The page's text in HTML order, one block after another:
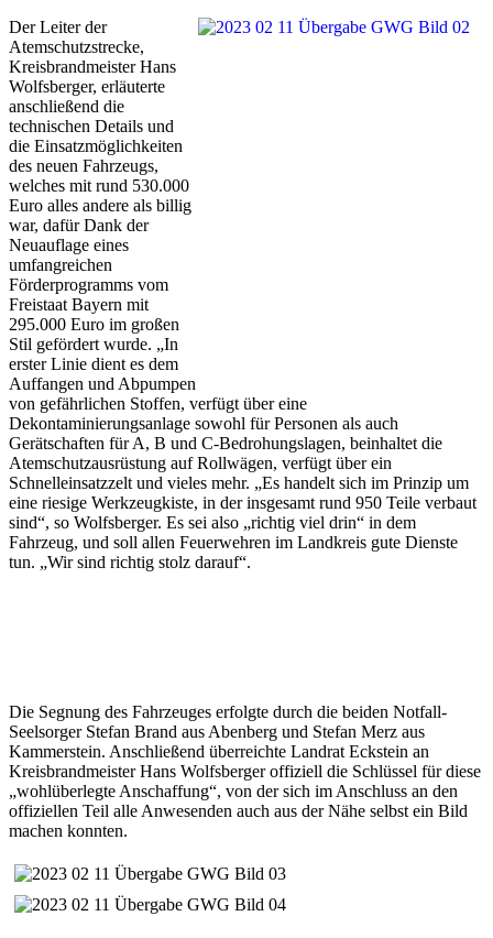
Der Leiter der
Atemschutzstrecke,
Kreisbrandmeister Hans
Wolfsberger, erläuterte
anschließend die
technischen Details und
die Einsatzmöglichkeiten
des neuen Fahrzeugs,
welches mit rund 530.000
Euro alles andere als billig
war, dafür Dank der
Neuauflage eines
umfangreichen
Förderprogramms vom
Freistaat Bayern mit
295.000 Euro im großen
Stil gefördert wurde. „In
erster Linie dient es dem
Auffangen und Abpumpen
von gefährlichen Stoffen, verfügt über eine
Dekontaminierungsanlage sowohl für Personen als auch
Gerätschaften für A, B und C-Bedrohungslagen, beinhaltet die
Atemschutzausrüstung auf Rollwägen, verfügt über ein
Schnelleinsatzzelt und vieles mehr. „Es handelt sich im Prinzip um
eine riesige Werkzeugkiste, in der insgesamt rund 950 Teile verbaut
sind“, so Wolfsberger. Es sei also „richtig viel drin“ in dem
Fahrzeug, und soll allen Feuerwehren im Landkreis gute Dienste
tun. „Wir sind richtig stolz darauf“.
Die Segnung des Fahrzeuges erfolgte durch die beiden Notfall-
Seelsorger Stefan Brand aus Abenberg und Stefan Merz aus
Kammerstein. Anschließend überreichte Landrat Eckstein an
Kreisbrandmeister Hans Wolfsberger offiziell die Schlüssel für diese
„wohlüberlegte Anschaffung“, von der sich im Anschluss an den
offiziellen Teil alle Anwesenden auch aus der Nähe selbst ein Bild
machen konnten.